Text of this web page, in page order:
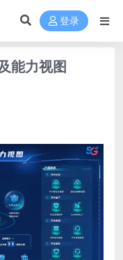
登录
能力视图